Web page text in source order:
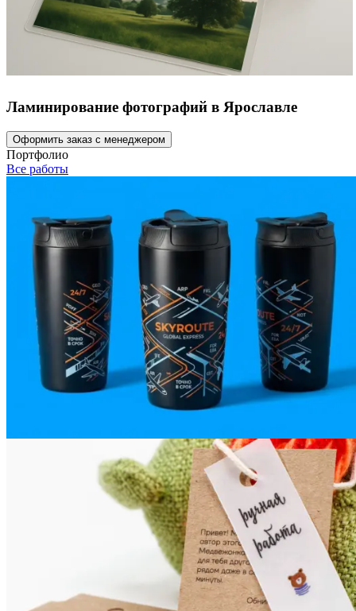
Ламинирование фотографий в Ярославле
Оформить заказ с менеджером
Портфолио
Все работы